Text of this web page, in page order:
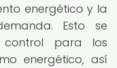
energético y la
Esto se
para los
energético, así